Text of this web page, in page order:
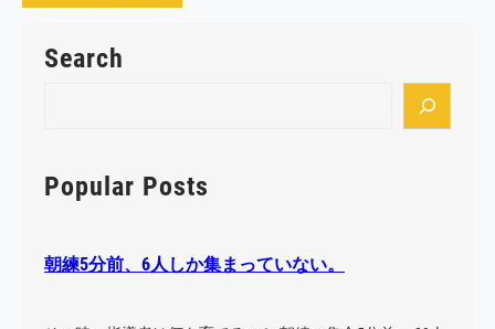
Search
r
cPopular Posts
朝練5分前、6人しか集まっていない。